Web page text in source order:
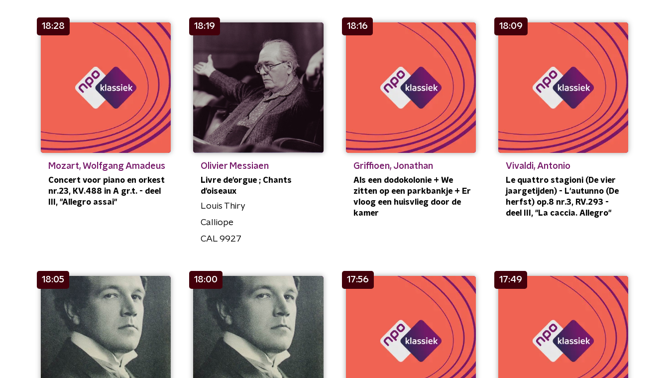
18:28
Mozart, Wolfgang Amadeus
Concert voor piano en orkest
nr.23, KV.488 in A gr.t. - deel
III, "Allegro assai"
18:19
Olivier Messiaen
Livre de'orgue ; Chants
d'oiseaux
Louis Thiry
Calliope
CAL 9927
18:16
Griffioen, Jonathan
Als een dodokolonie + We
zitten op een parkbankje + Er
vloog een huisvlieg door de
kamer
18:09
Vivaldi, Antonio
Le quattro stagioni (De vier
jaargetijden) - L'autunno (De
herfst) op.8 nr.3, RV.293 -
deel III, "La caccia. Allegro"
18:05 18:00 17:56 17:49